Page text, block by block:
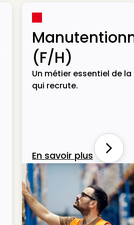
(F/H)
Un métier essentiel de
qui recrute.
En savoir plus Next